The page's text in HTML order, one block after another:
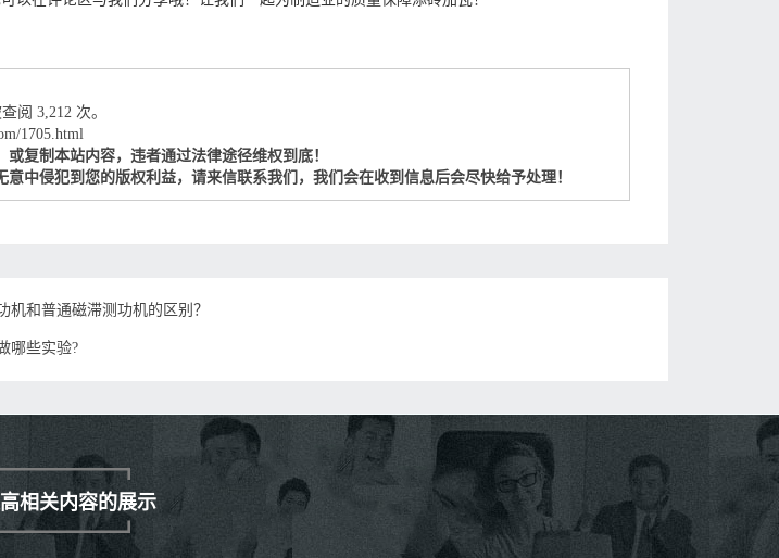
阅 3,212 次。
1705.html
复制本站内容，违者通过法律途径维权到底！
中侵犯到您的版权利益，请来信联系我们，我们会在收到信息后会尽快给予处理！
机和普通磁滞测功机的区别？
哪些实验?
相关内容的展示